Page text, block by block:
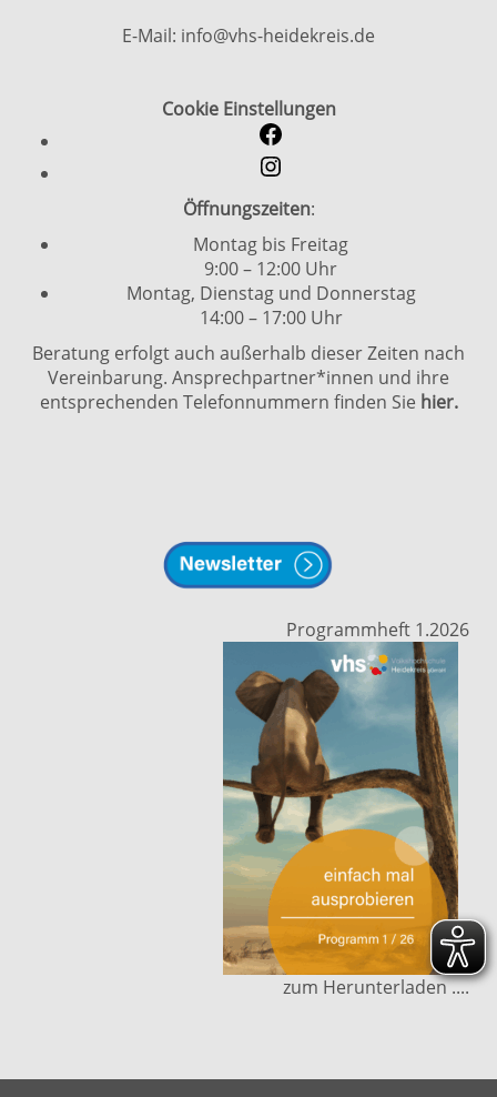
E-Mail: info@vhs-heidekreis.de
Cookie Einstellungen
Öffnungszeiten:
Montag bis Freitag
9:00 – 12:00 Uhr
Montag, Dienstag und Donnerstag
14:00 – 17:00 Uhr
Beratung erfolgt auch außerhalb dieser Zeiten nach
Vereinbarung. Ansprechpartner*innen und ihre
entsprechenden Telefonnummern finden Sie hier.
Programmheft 1.2026
zum Herunterladen ....